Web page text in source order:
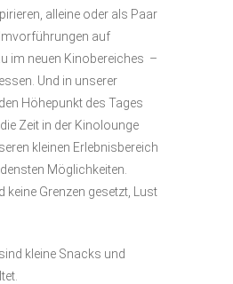
alleine oder als Paar
auf
im neuen Kinobereiches –
Und in unserer
Höhepunkt des Tages
Zeit in der Kinolounge
kleinen Erlebnisbereich
Möglichkeiten.
keine Grenzen gesetzt, Lust
kleine Snacks und